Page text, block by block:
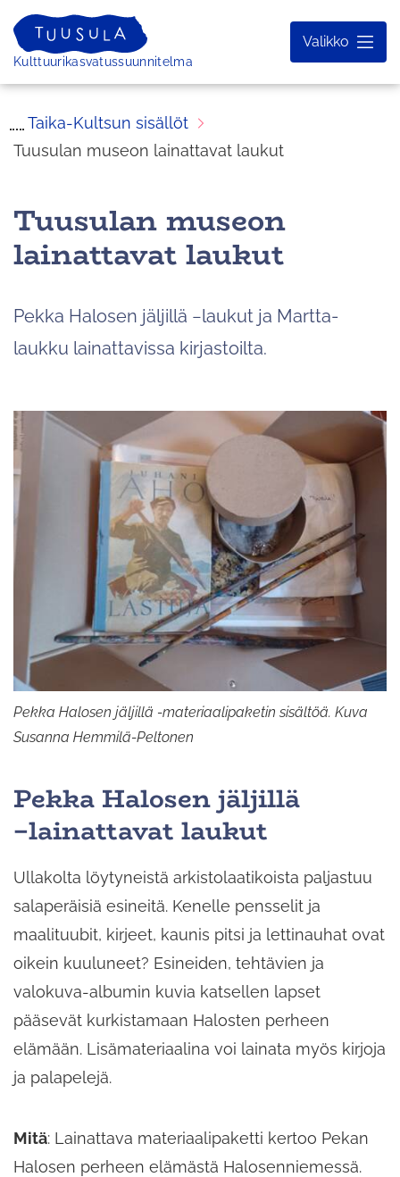
Siirry
sisältöön
Etusivu
Kulttuurikasvatussuunnitelma
Valikko
Taika-Kultsun sisällöt
Tuusulan museon lainattavat laukut
Tuusulan museon
lainattavat laukut
Pekka Halosen jäljillä −laukut ja Martta-
laukku lainattavissa kirjastoilta.
Pekka Halosen jäljillä -materiaalipaketin sisältöä. Kuva
Susanna Hemmilä-Peltonen
Pekka Halosen jäljillä
−lainattavat laukut
Ullakolta löytyneistä arkistolaatikoista paljastuu
salaperäisiä esineitä. Kenelle pensselit ja
maalituubit, kirjeet, kaunis pitsi ja lettinauhat ovat
oikein kuuluneet? Esineiden, tehtävien ja
valokuva-albumin kuvia katsellen lapset
pääsevät kurkistamaan Halosten perheen
elämään. Lisämateriaalina voi lainata myös kirjoja
ja palapelejä.
Mitä: Lainattava materiaalipaketti kertoo Pekan
Halosen perheen elämästä Halosenniemessä.